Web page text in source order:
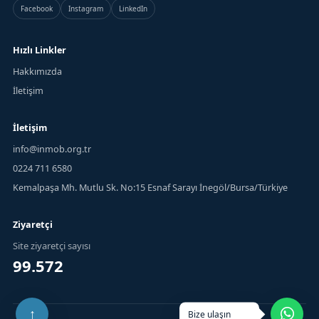
Facebook Instagram LinkedIn
Hızlı Linkler
Hakkımızda
İletişim
İletişim
info@inmob.org.tr
0224 711 6580
Kemalpaşa Mh. Mutlu Sk. No:15 Esnaf Sarayı İnegöl/Bursa/Türkiye
Ziyaretçi
Site ziyaretçi sayısı
99.572
Bize ulaşın